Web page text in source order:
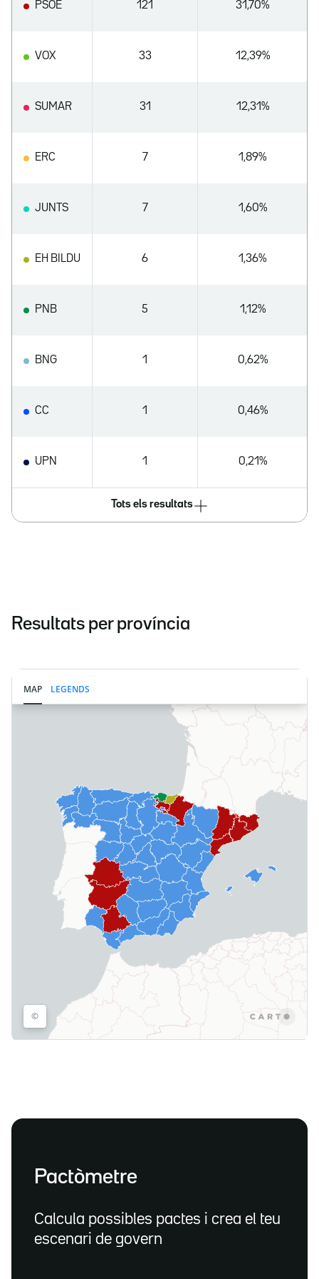
PSOE 121 31,70%
VOX 33 12,39%
SUMAR 31 12,31%
ERC 7 1,89%
JUNTS 7 1,60%
EH BILDU 6 1,36%
PNB 5 1,12%
BNG 1 0,62%
CC 1 0,46%
UPN 1 0,21%
Tots els resultats
Resultats per província
Pactòmetre
Calcula possibles pactes i crea el teu
escenari de govern